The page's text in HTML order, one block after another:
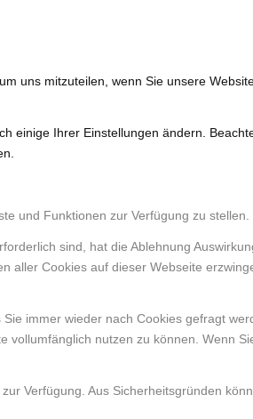
uns mitzuteilen, wenn Sie unsere
Ihrer Einstellungen ändern.
und Funktionen zur Verfügung zu stellen.
sind, hat die Ablehnung
Cookies auf dieser Webseite
immer wieder nach Cookies gefragt
nutzen zu können. Wenn
Verfügung. Aus Sicherheitsgründen